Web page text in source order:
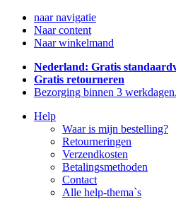
naar navigatie
Naar content
Naar winkelmand
Nederland: Gratis
Gratis retourneren
Bezorging binnen 3 werkdagen.
Help
Waar is mijn bestelling?
Retourneringen
Verzendkosten
Betalingsmethoden
Contact
Alle help-thema`s